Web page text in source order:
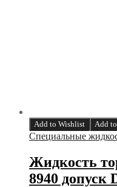
Add to Wishlist Add
Специальные
Жидкость
8940 допуск